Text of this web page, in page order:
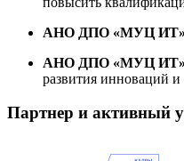
АНО ДПО «МУЦ ИТ» —
АНО ДПО «МУЦ ИТ»
развития инноваций и
Партнер и активный